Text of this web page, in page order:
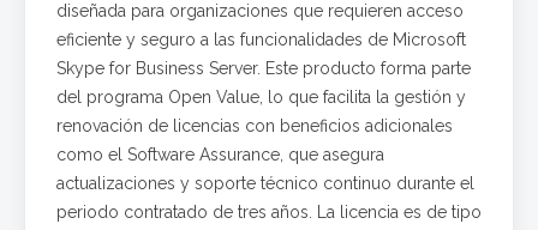
diseñada para organizaciones que requieren acceso
eficiente y seguro a las funcionalidades de Microsoft
Skype for Business Server. Este producto forma parte
del programa Open Value, lo que facilita la gestión y
renovación de licencias con beneficios adicionales
como el Software Assurance, que asegura
actualizaciones y soporte técnico continuo durante el
periodo contratado de tres años. La licencia es de tipo